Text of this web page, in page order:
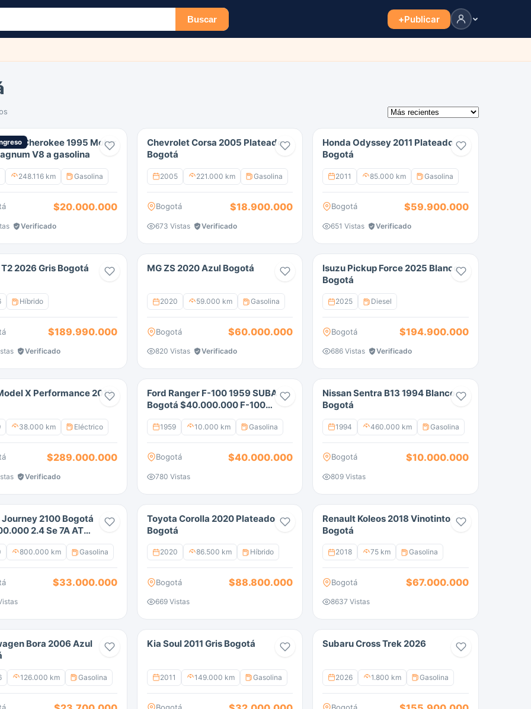
Buscar +Publicar
Cherokee 1995 Motor
V8 a gasolina
248.116 km Gasolina
$20.000.000
Verificado
Chevrolet Corsa 2005 Plateado
Bogotá
2005 221.000 km Gasolina
Bogotá $18.900.000
673 Vistas Verificado
Honda Odyssey 2011 Plateado
Bogotá
2011 85.000 km Gasolina
Bogotá $59.900.000
651 Vistas Verificado
2026 Gris Bogotá
Híbrido
$189.990.000
Verificado
MG ZS 2020 Azul Bogotá
2020 59.000 km Gasolina
Bogotá $60.000.000
820 Vistas Verificado
Isuzu Pickup Force 2025 Blanco
Bogotá
2025 Diesel
Bogotá $194.900.000
686 Vistas Verificado
X Performance 2019
38.000 km Eléctrico
$289.000.000
Verificado
Ford Ranger F-100 1959 SUBA
Bogotá $40.000.000 F-100
10000 Km
1959 10.000 km Gasolina
Bogotá $40.000.000
780 Vistas
Nissan Sentra B13 1994 Blanco
Bogotá
1994 460.000 km Gasolina
Bogotá $10.000.000
809 Vistas
2100 Bogotá
2.4 Se 7A AT
Km
800.000 km Gasolina
$33.000.000
Toyota Corolla 2020 Plateado
Bogotá
2020 86.500 km Híbrido
Bogotá $88.800.000
669 Vistas
Renault Koleos 2018 Vinotinto
Bogotá
2018 75 km Gasolina
Bogotá $67.000.000
8637 Vistas
Bora 2006 Azul
126.000 km Gasolina
Kia Soul 2011 Gris Bogotá
2011 149.000 km Gasolina
Subaru Cross Trek 2026
2026 1.800 km Gasolina